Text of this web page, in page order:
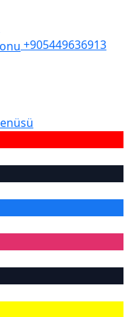
+905449636913